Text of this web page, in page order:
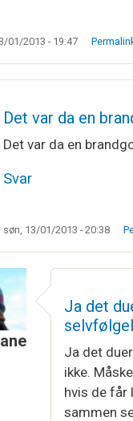
01/2013 - 19:47
tilVaskesøjle....
Det var da en
Det var da en
Svar
søn, 13/01/2013 - 20:38
Vaskesøjle.... Jubii
Ja det
Ja det
ikke.
hvis de
sammen